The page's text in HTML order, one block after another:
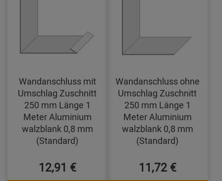
Wandanschluss mit
Umschlag Zuschnitt
250 mm Länge 1
Meter Aluminium
walzblank 0,8 mm
(Standard)
12,91 €
Wandanschluss ohne
Umschlag Zuschnitt
250 mm Länge 1
Meter Aluminium
walzblank 0,8 mm
(Standard)
11,72 €